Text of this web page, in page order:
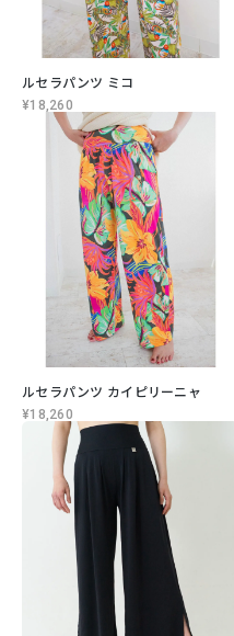
ルセラパンツ ミコ
¥18,260
ルセラパンツ カイピリーニャ
¥18,260